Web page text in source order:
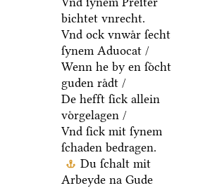
bichtet vnrecht.
Vnd ock vnwaͤr ſecht
ſynem Aduocat /
Wenn he by en ſoͤcht
guden raͤdt /
De hefft ſick allein
voͤrgelagen /
Vnd ſick mit ſynem
ſchaden bedragen.
Du ſchalt mit
Arbeyde na Gude